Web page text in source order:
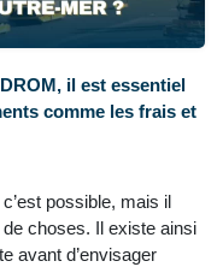
il est essentiel
comme les frais et
possible, mais il
choses. Il existe ainsi
avant d’envisager